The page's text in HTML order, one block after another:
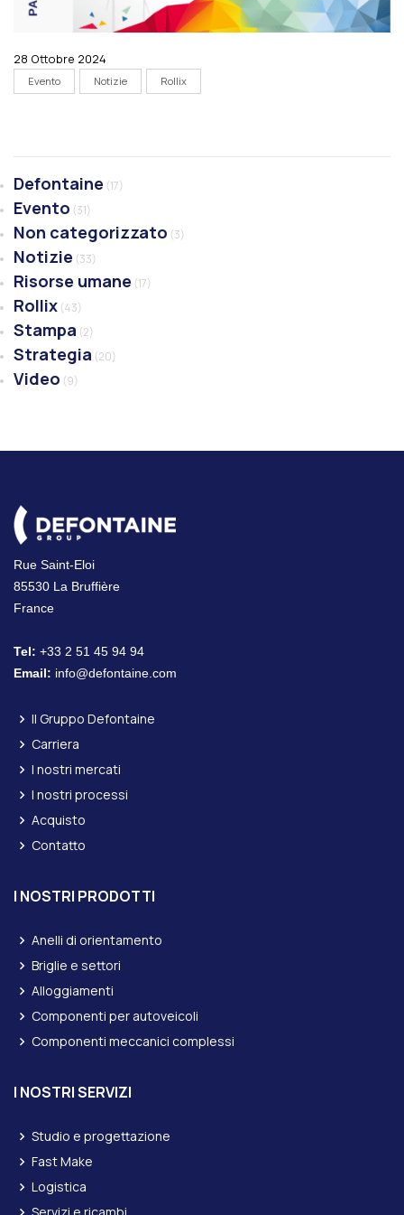
28 Ottobre 2024
Evento Notizie Rollix
Defontaine (17)
Evento (31)
Non categorizzato (3)
Notizie (33)
Risorse umane (17)
Rollix (43)
Stampa (2)
Strategia (20)
Video (9)
Rue Saint-Eloi
85530 La Bruffière
France
Tel: +33 2 51 45 94 94
Email: info@defontaine.com
Il Gruppo Defontaine
Carriera
I nostri mercati
I nostri processi
Acquisto
Contatto
I NOSTRI PRODOTTI
Anelli di orientamento
Briglie e settori
Alloggiamenti
Componenti per autoveicoli
Componenti meccanici complessi
I NOSTRI SERVIZI
Studio e progettazione
Fast Make
Logistica